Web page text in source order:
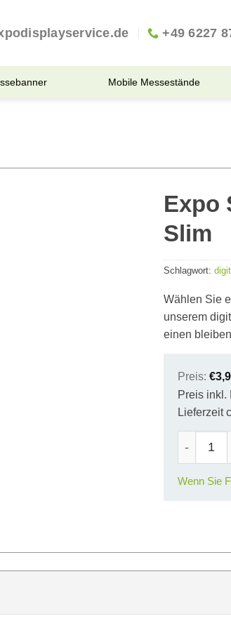
+49 6227
Mobile Messestände
Expo
Slim
Schlagwort:
Wählen Sie
unserem
einen
Preis: €
Preis inkl.
Lieferzeit
Expo
Wenn Sie